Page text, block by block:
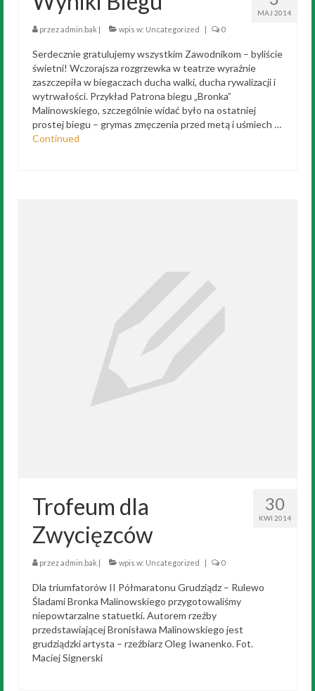
MAJ 2014
przezadmin.bak wpis w: Uncategorized 0
Serdecznie gratulujemy wszystkim Zawodnikom – byliście
świetni! Wczorajsza rozgrzewka w teatrze wyraźnie
zaszczepiła w biegaczach ducha walki, ducha rywalizacji i
wytrwałości. Przykład Patrona biegu „Bronka”
Malinowskiego, szczególnie widać było na ostatniej
prostej biegu – grymas zmęczenia przed metą i uśmiech …
Continued
30
KWI 2014
Trofeum dla
Zwycięzców
przezadmin.bak wpis w: Uncategorized 0
Dla triumfatorów II Półmaratonu Grudziądz – Rulewo
Śladami Bronka Malinowskiego przygotowaliśmy
niepowtarzalne statuetki. Autorem rzeźby
przedstawiającej Bronisława Malinowskiego jest
grudziądzki artysta – rzeźbiarz Oleg Iwanenko. Fot.
Maciej Signerski